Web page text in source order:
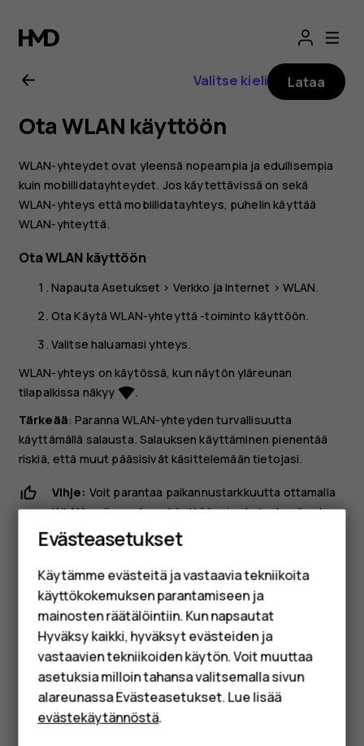
Nokia
G21
käyttöopas
Älypuhelimet
Perinteiset puhelimet
Lisävarusteet
HMD Terra M
Yrityksille
Tabletit
Shop
Valitse kieli Lataa
Ota WLAN käyttöön
WLAN-yhteydet ovat yleensä nopeampia ja edullisempia
kuin mobiilidatayhteydet. Jos käytettävissä on sekä
WLAN-yhteys että mobiilidatayhteys, puhelin käyttää
WLAN-yhteyttä.
Ota WLAN käyttöön
NapautaAsetukset > Verkko ja Internet > WLAN.
OtaKäytä WLAN-yhteyttä -toiminto käyttöön.
Valitse haluamasi yhteys.
WLAN-yhteys on käytössä, kun näytön yläreunan
tilapalkissa näkyy network_wifi.
Tärkeää: Paranna WLAN-yhteyden turvallisuutta
käyttämällä salausta. Salauksen käyttäminen pienentää
riskiä, että muut pääsisivät käsittelemään tietojasi.
Vihje: Voit parantaa paikannustarkkuutta ottamalla
WLAN-paikannuksen käyttöön, jos haluat paikantaa
sijainnin esimerkiksi sisätiloissa ja korkeiden
rakennusten välissä, missä satelliittisignaaleja ei ole
saatavilla.
Oliko tästä apua?
Evästeasetukset
Käytämme evästeitä ja vastaavia tekniikoita
käyttökokemuksen parantamiseen ja
mainosten räätälöintiin. Kun napsautat
Hyväksy kaikki, hyväksyt evästeiden ja
vastaavien tekniikoiden käytön. Voit muuttaa
asetuksia milloin tahansa valitsemalla sivun
alareunassa Evästeasetukset. Lue lisää
evästekäytännöstä.